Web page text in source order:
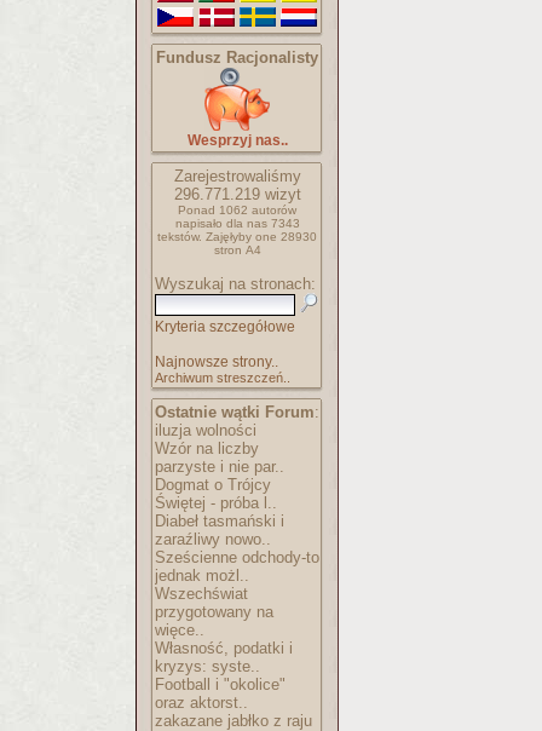
Fundusz Racjonalisty
Wesprzyj nas..
Zarejestrowaliśmy
296.771.219wizyt
Ponad 1062 autorów
napisało dla nas 7343
tekstów. Zajęłyby one 28930
stron A4
Wyszukaj na stronach:
Kryteria szczegółowe
Najnowsze strony..
Archiwum streszczeń..
Ostatnie wątki Forum:
iluzja wolności
Wzór na liczby
parzyste i nie par..
Dogmat o Trójcy
Świętej - próba l..
Diabeł tasmański i
zaraźliwy nowo..
Sześcienne odchody-to
jednak możl..
Wszechświat
przygotowany na
więce..
Własność, podatki i
kryzys: syste..
Football i "okolice"
oraz aktorst..
zakazane jabłko z raju